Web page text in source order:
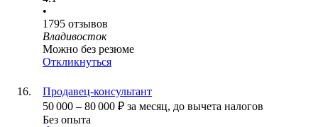
•
1795 отзывов
Владивосток
Можно без резюме
Откликнуться
Продавец-консультант
50 000 – 80 000 ₽ за месяц, до вычета налогов
Без опыта